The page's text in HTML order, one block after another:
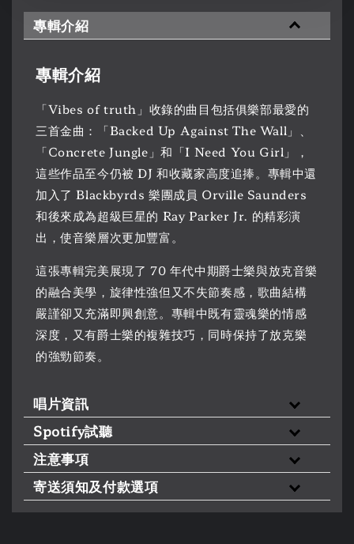
專輯介紹
專輯介紹
「Vibes of truth」收錄的曲目包括俱樂部最愛的
三首金曲：「Backed Up Against The Wall」、
「Concrete Jungle」和「I Need You Girl」，
這些作品至今仍被 DJ 和收藏家高度追捧。專輯中還
加入了 Blackbyrds 樂團成員 Orville Saunders
和後來成為超級巨星的 Ray Parker Jr. 的精彩演
出，使音樂層次更加豐富。
這張專輯完美展現了 70 年代中期爵士樂與放克音樂
的融合美學，旋律性強但又不失節奏感，歌曲結構
嚴謹卻又充滿即興創意。專輯中既有靈魂樂的情感
深度，又有爵士樂的複雜技巧，同時保持了放克樂
的強勁節奏。
唱片資訊
Spotify試聽
注意事項
寄送須知及付款選項